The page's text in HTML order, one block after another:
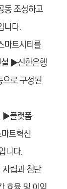
동 조성하고
니다.
마트시티를
▶신한은행
로 구성된
플랫폼·
트혁신
니다.
립과 첨단